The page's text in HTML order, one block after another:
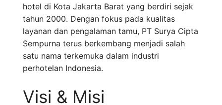
hotel di Kota Jakarta Barat yang berdiri sejak
tahun 2000. Dengan fokus pada kualitas
layanan dan pengalaman tamu, PT Surya Cipta
Sempurna terus berkembang menjadi salah
satu nama terkemuka dalam industri
perhotelan Indonesia.
Visi & Misi